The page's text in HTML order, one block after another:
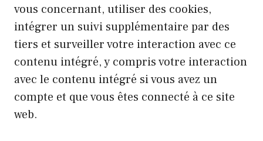
vous concernant, utiliser des cookies,
intégrer un suivi supplémentaire par des
tiers et surveiller votre interaction avec ce
contenu intégré, y compris votre interaction
avec le contenu intégré si vous avez un
compte et que vous êtes connecté à ce site
web.